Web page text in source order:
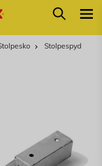
Søk
Stolpespyd